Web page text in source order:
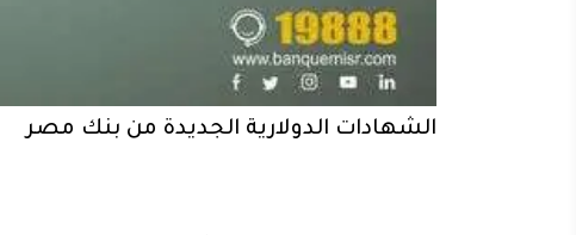
الشهادات الدولارية الجديدة من بنك مصر